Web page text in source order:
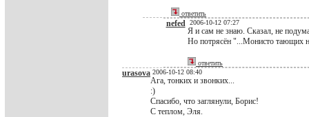
ответить
nefed 2006-10-12 07:27
Я и сам не знаю. Сказал, не
Но потрясён "...Монисто тающих
ответить
urasova 2006-10-12 08:40
Ага, тонких и звонких...
:)
Спасибо, что заглянули, Борис!
С теплом, Эля.